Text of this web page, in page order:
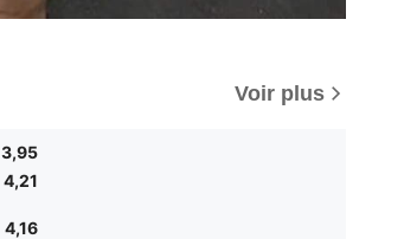
Voir plus
3,95
4,21
4,16